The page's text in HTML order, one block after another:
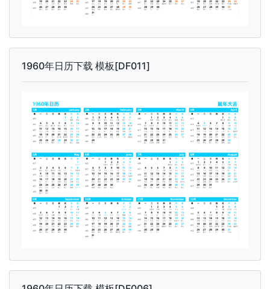
1960年日历下载 模板[DF011]